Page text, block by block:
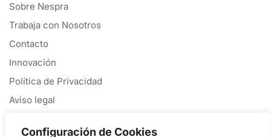
Configuración de Cookies
Sobre Nespra
Trabaja con Nosotros
Contacto
Innovación
Política de Privacidad
Aviso legal